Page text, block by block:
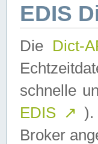
EDIS
Die Dict-
schnelle
EDIS ↗ ).
Broker